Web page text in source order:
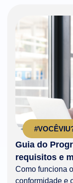
Guia do
requisitos e
Como funciona
conformidade e